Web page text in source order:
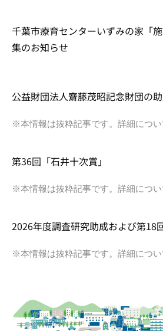
千葉市療育センターいずみの家「
集のお知らせ
公益財団法人齋藤茂昭記念財団の
※本情報は抜粋記事です。詳細につ
第36回「石井十次賞」
※本情報は抜粋記事です。詳細につ
2026年度調査研究助成および第18
※本情報は抜粋記事です。詳細につ